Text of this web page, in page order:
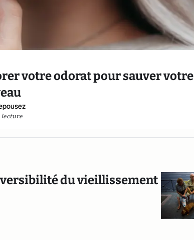
votre odorat pour sauver votre
lecture
du vieillissement